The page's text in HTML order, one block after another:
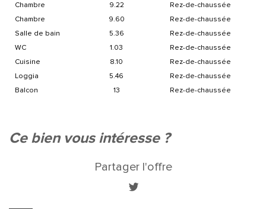
chambre
9.22
Rez-de-chaussée
chambre
9.60
Rez-de-chaussée
salle de bain
5.36
Rez-de-chaussée
WC
1.03
Rez-de-chaussée
cuisine
8.10
Rez-de-chaussée
loggia
5.46
Rez-de-chaussée
balcon
13 Rez-de-chaussée
ce bien vous intéresse ?
Partager l'offre